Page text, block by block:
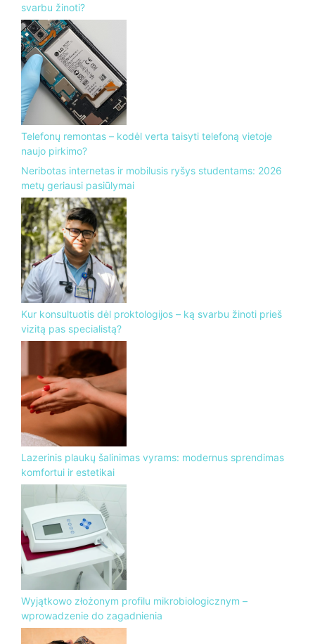
svarbu žinoti?
Telefonų remontas – kodėl verta taisyti telefoną vietoje
naujo pirkimo?
Neribotas internetas ir mobilusis ryšys studentams: 2026
metų geriausi pasiūlymai
Kur konsultuotis dėl proktologijos – ką svarbu žinoti prieš
vizitą pas specialistą?
Lazerinis plaukų šalinimas vyrams: modernus sprendimas
komfortui ir estetikai
Wyjątkowo złożonym profilu mikrobiologicznym –
wprowadzenie do zagadnienia